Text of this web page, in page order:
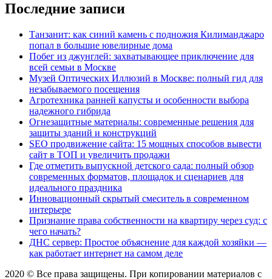
Последние записи
Танзанит: как синий камень с подножия Килиманджаро
попал в большие ювелирные дома
Побег из джунглей: захватывающее приключение для
всей семьи в Москве
Музей Оптических Иллюзий в Москве: полный гид для
незабываемого посещения
Агротехника ранней капусты и особенности выбора
надежного гибрида
Огнезащитные материалы: современные решения для
защиты зданий и конструкций
SEO продвижение сайта: 15 мощных способов вывести
сайт в ТОП и увеличить продажи
Где отметить выпускной детского сада: полный обзор
современных форматов, площадок и сценариев для
идеального праздника
Инновационный скрытый смеситель в современном
интерьере
Признание права собственности на квартиру через суд: с
чего начать?
ДНС сервер: Простое объяснение для каждой хозяйки —
как работает интернет на самом деле
2020 © Все права защищены. При копировании материалов с